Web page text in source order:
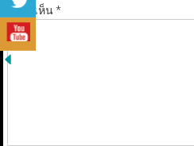
ความเห็น*